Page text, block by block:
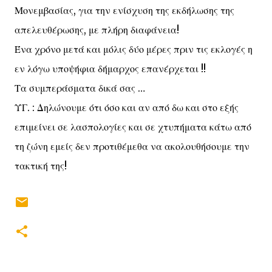
Μονεμβασίας, για την ενίσχυση της εκδήλωσης της
απελευθέρωσης, με πλήρη διαφάνεια!
Ένα χρόνο μετά και μόλις δύο μέρες πριν τις εκλογές η
εν λόγω υποψήφια δήμαρχος επανέρχεται !!
Τα συμπεράσματα δικά σας …
ΥΓ. : Δηλώνουμε ότι όσο και αν από δω και στο εξής
επιμείνει σε λασπολογίες και σε χτυπήματα κάτω από
τη ζώνη εμείς δεν προτιθέμεθα να ακολουθήσουμε την
τακτική της!